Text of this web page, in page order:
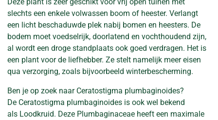
slechts een enkele volwassen boom of heester. Verlangt
een licht beschaduwde plek nabij bomen en heesters. De
bodem moet voedselrijk, doorlatend en vochthoudend zijn,
al wordt een droge standplaats ook goed verdragen. Het is
een plant voor de liefhebber. Ze stelt namelijk meer eisen
qua verzorging, zoals bijvoorbeeld winterbescherming.
Ben je op zoek naar Ceratostigma plumbaginoides?
De Ceratostigma plumbaginoides is ook wel bekend
als Loodkruid. Deze Plumbaginaceae heeft een maximale